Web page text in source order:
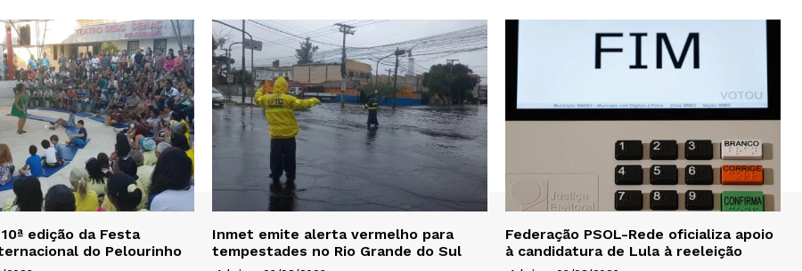
edição da Festa
do Pelourinho
Inmet emite alerta vermelho para
tempestades no Rio Grande do Sul
Federação PSOL-Rede oficializa apoio
à candidatura de Lula à reeleição